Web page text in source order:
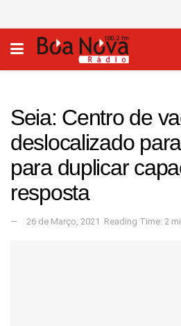
Seia: Centro de
deslocalizado
para duplicar
resposta
26 de Março, 2021 Reading Time: 2